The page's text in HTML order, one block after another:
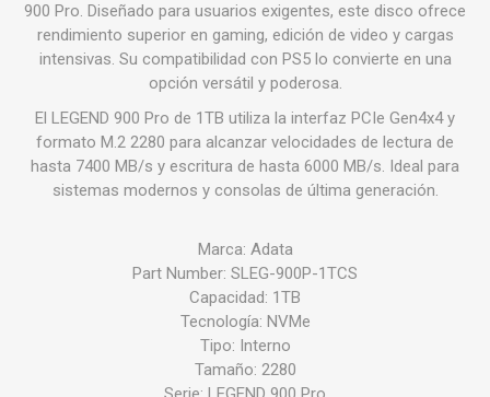
900 Pro. Diseñado para usuarios exigentes, este disco ofrece
rendimiento superior en gaming, edición de video y cargas
intensivas. Su compatibilidad con PS5 lo convierte en una
opción versátil y poderosa.
El LEGEND 900 Pro de 1TB utiliza la interfaz PCIe Gen4x4 y
formato M.2 2280 para alcanzar velocidades de lectura de
hasta 7400 MB/s y escritura de hasta 6000 MB/s. Ideal para
sistemas modernos y consolas de última generación.
Marca: Adata
Part Number: SLEG-900P-1TCS
Capacidad: 1TB
Tecnología: NVMe
Tipo: Interno
Tamaño: 2280